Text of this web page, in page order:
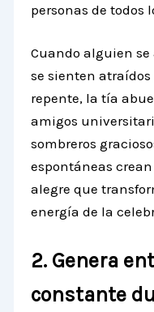
personas de todos
Cuando alguien
se sienten
repente, la tía
amigos
sombreros
espontáneas
alegre que
energía de la
2. Genera
constante